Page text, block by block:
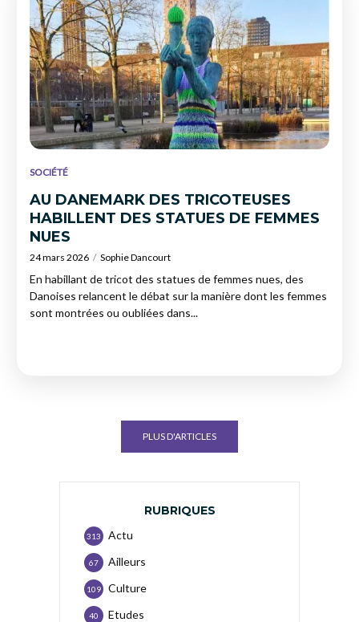
SOCIÉTÉ
AU DANEMARK DES TRICOTEUSES
HABILLENT DES STATUES DE FEMMES
NUES
24 mars 2026 Sophie Dancourt
En habillant de tricot des statues de femmes nues, des
Danoises relancent le débat sur la manière dont les femmes
sont montrées ou oubliées dans...
PLUS D'ARTICLES
RUBRIQUES
Actu
313
Ailleurs
67
Culture
109
Etudes
40